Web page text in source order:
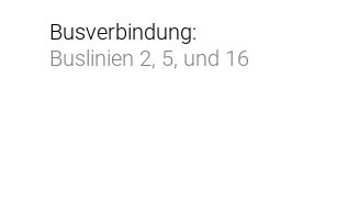
Busverbindung:
Buslinien 2, 5, und 16